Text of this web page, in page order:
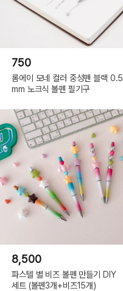
750
롬에이 모네 컬러 중성펜 블랙 0.5
mm 노크식 볼펜 필기구
8,500
파스텔 별 비즈 볼펜 만들기 DIY
세트 (볼펜3개+비즈15개)